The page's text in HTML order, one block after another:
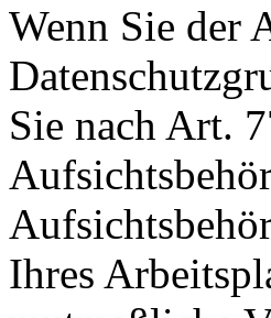
Wenn Sie der
Sie nach Art.
Ihres